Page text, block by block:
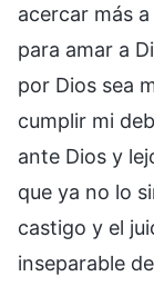
acercar más
para amar a
por Dios sea
cumplir mi
ante Dios y
que ya no lo
castigo y el
inseparable